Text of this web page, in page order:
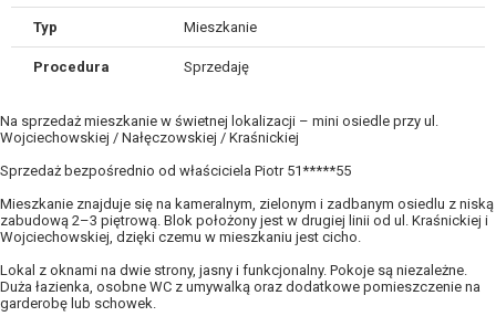
Typ Mieszkanie
Procedura Sprzedaję
Na sprzedaż mieszkanie w świetnej lokalizacji – mini osiedle przy ul.
Wojciechowskiej / Nałęczowskiej / Kraśnickiej
Sprzedaż bezpośrednio od właściciela Piotr 51*****55
Mieszkanie znajduje się na kameralnym, zielonym i zadbanym osiedlu z niską
zabudową 2–3 piętrową. Blok położony jest w drugiej linii od ul. Kraśnickiej i
Wojciechowskiej, dzięki czemu w mieszkaniu jest cicho.
Lokal z oknami na dwie strony, jasny i funkcjonalny. Pokoje są niezależne.
Duża łazienka, osobne WC z umywalką oraz dodatkowe pomieszczenie na
garderobę lub schowek.